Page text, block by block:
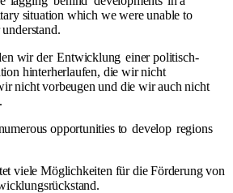
situation which we were unable to
wir der Entwicklung einer politisch-
hinterherlaufen, die wir nicht
nicht vorbeugen und die wir auch nicht
opportunities to develop regions
viele Möglichkeiten für die Förderung von